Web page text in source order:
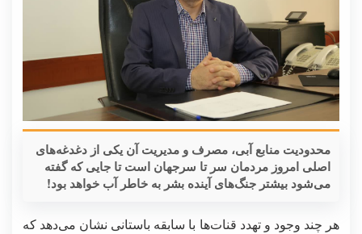
محدودیت منابع آبی، مصرف و مدیریت آن یکی از دغدغه‌های
اصلی امروز مردمان سر تا سرجهان است تا جایی که گفته
می‌شود بیشتر جنگ‌های آینده بشر به خاطر آب خواهد بود!
هر چند وجود و تهدد قنات‌ها با سابقه باستانی نشان می‌دهد که